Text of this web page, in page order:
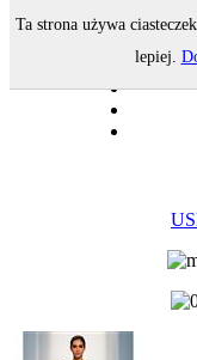
Ta strona używa
lepiej.